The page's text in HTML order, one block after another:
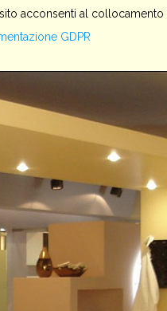
PRODOTTI
acconsenti al
GDPR